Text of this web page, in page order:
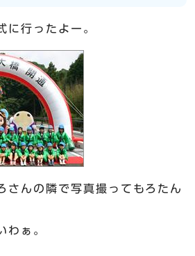
に行ったよー。
さんの隣で写真撮ってもろたん
わぁ。